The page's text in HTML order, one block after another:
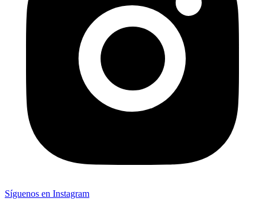
Síguenos en Instagram